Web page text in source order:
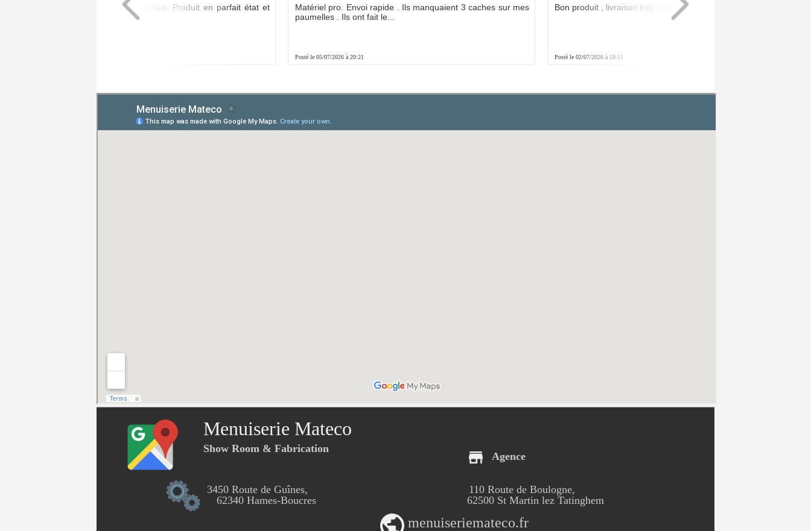
Livraison assurée dans les délais. Produit en parfait état et
Posté le 05/07/2026 à 20:21
Matériel pro. Envoi rapide . Ils manquaient 3 caches sur mes
paumelles . Ils ont fait le...
Posté le 02/07/2026 à 18:11
Bon produit , livraison très rapide .Parfait
Menuiserie Mateco
Show Room & Fabrication
Agence
3450 Route de Guînes,
62340 Hames-Boucres
110 Route de Boulogne,
62500 St Martin lez Tatinghem
menuiseriemateco.fr